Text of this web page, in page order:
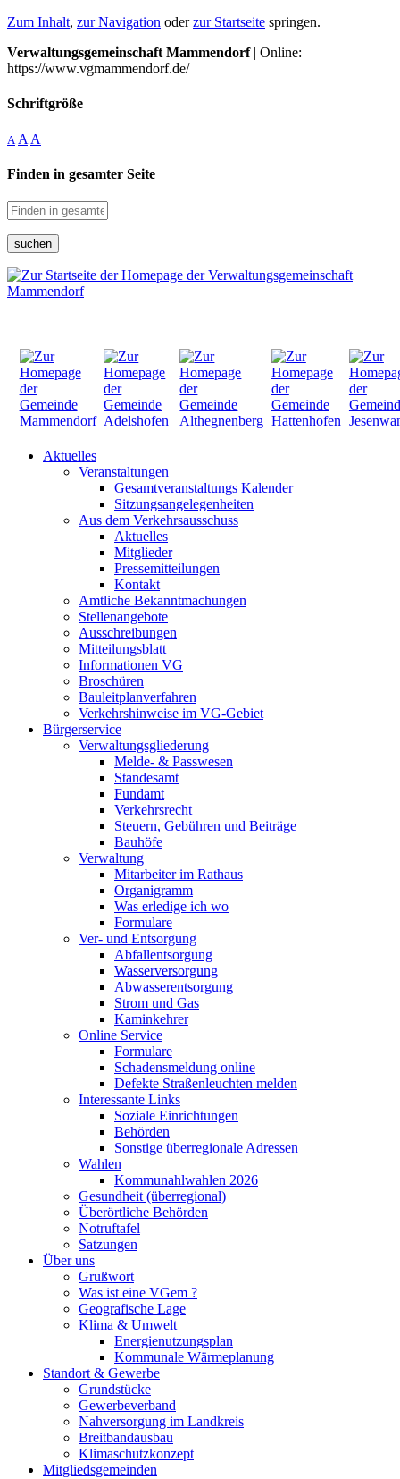
Zum Inhalt, zur Navigation oderzur Startseite springen.
Verwaltungsgemeinschaft Mammendorf| Online:
https://www.vgmammendorf.de/
Schriftgröße
A A A
Finden in gesamter Seite
suchen
Aktuelles
Veranstaltungen
Gesamtveranstaltungs Kalender
Sitzungsangelegenheiten
Aus dem Verkehrsausschuss
Aktuelles
Mitglieder
Pressemitteilungen
Kontakt
Amtliche Bekanntmachungen
Stellenangebote
Ausschreibungen
Mitteilungsblatt
Informationen VG
Broschüren
Bauleitplanverfahren
Verkehrshinweise im VG-Gebiet
Bürgerservice
Verwaltungsgliederung
Melde- & Passwesen
Standesamt
Fundamt
Verkehrsrecht
Steuern, Gebühren und Beiträge
Bauhöfe
Verwaltung
Mitarbeiter im Rathaus
Organigramm
Was erledige ich wo
Formulare
Ver- und Entsorgung
Abfallentsorgung
Wasserversorgung
Abwasserentsorgung
Strom und Gas
Kaminkehrer
Online Service
Formulare
Schadensmeldung online
Defekte Straßenleuchten melden
Interessante Links
Soziale Einrichtungen
Behörden
Sonstige überregionale Adressen
Wahlen
Kommunahlwahlen 2026
Gesundheit (überregional)
Überörtliche Behörden
Notruftafel
Satzungen
Über uns
Grußwort
Was ist eine VGem ?
Geografische Lage
Klima & Umwelt
Energienutzungsplan
Kommunale Wärmeplanung
Standort & Gewerbe
Grundstücke
Gewerbeverband
Nahversorgung im Landkreis
Breitbandausbau
Klimaschutzkonzept
Mitgliedsgemeinden